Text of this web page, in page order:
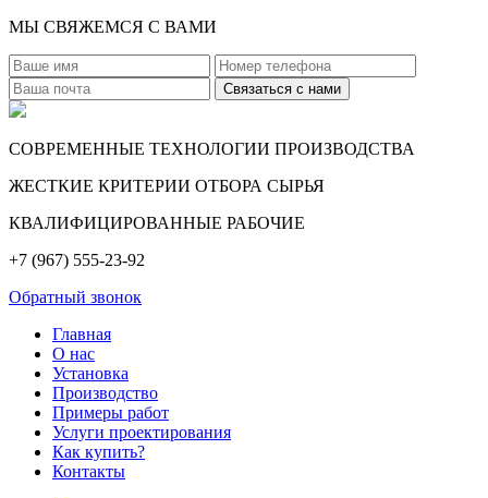
МЫ СВЯЖЕМСЯ С ВАМИ
СОВРЕМЕННЫЕ ТЕХНОЛОГИИ ПРОИЗВОДСТВА
ЖЕСТКИЕ КРИТЕРИИ ОТБОРА СЫРЬЯ
КВАЛИФИЦИРОВАННЫЕ РАБОЧИЕ
+7 (967) 555-23-92
Обратный звонок
Главная
О нас
Установка
Производство
Примеры работ
Услуги проектирования
Как купить?
Контакты